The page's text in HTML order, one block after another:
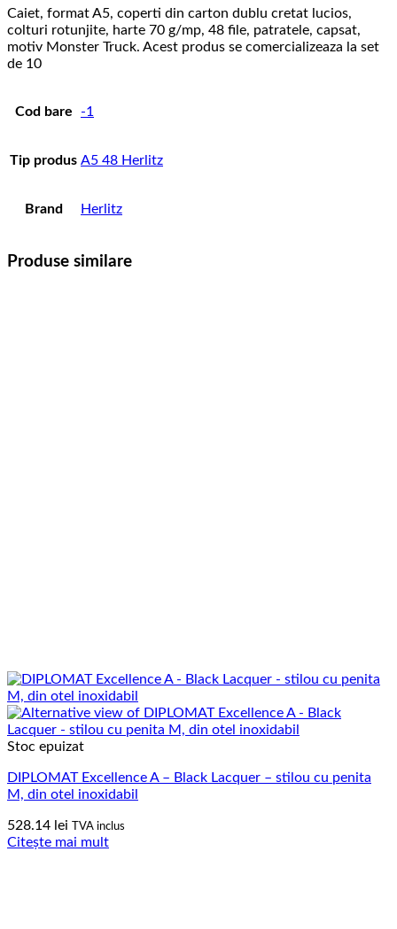
Caiet, format A5, coperti din carton dublu cretat lucios,
colturi rotunjite, harte 70 g/mp, 48 file, patratele, capsat,
motiv Monster Truck. Acest produs se comercializeaza la set
de 10
Cod bare -1
Tip produs A5 48 Herlitz
Brand Herlitz
Produse similare
Stoc epuizat
DIPLOMAT Excellence A – Black Lacquer – stilou cu penita
M, din otel inoxidabil
528.14 lei TVA inclus
Citește mai mult